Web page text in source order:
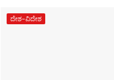
ದೇಶ-ವಿದೇಶ